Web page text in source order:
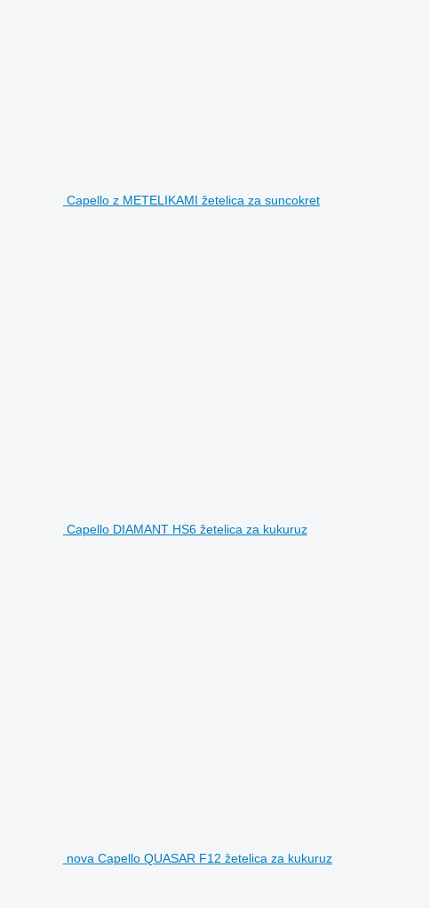
Capello z METELIKAMI žetelica za suncokret
Capello DIAMANT HS6 žetelica za kukuruz
nova Capello QUASAR F12 žetelica za kukuruz